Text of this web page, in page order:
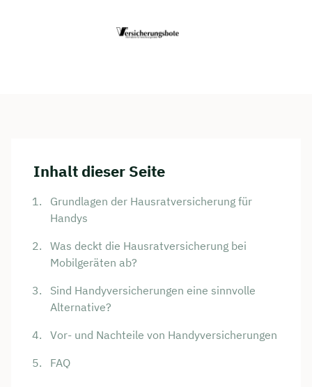
Inhalt dieser Seite
Grundlagen der Hausratversicherung für
Handys
Was deckt die Hausratversicherung bei
Mobilgeräten ab?
Sind Handyversicherungen eine sinnvolle
Alternative?
Vor- und Nachteile von Handyversicherungen
FAQ